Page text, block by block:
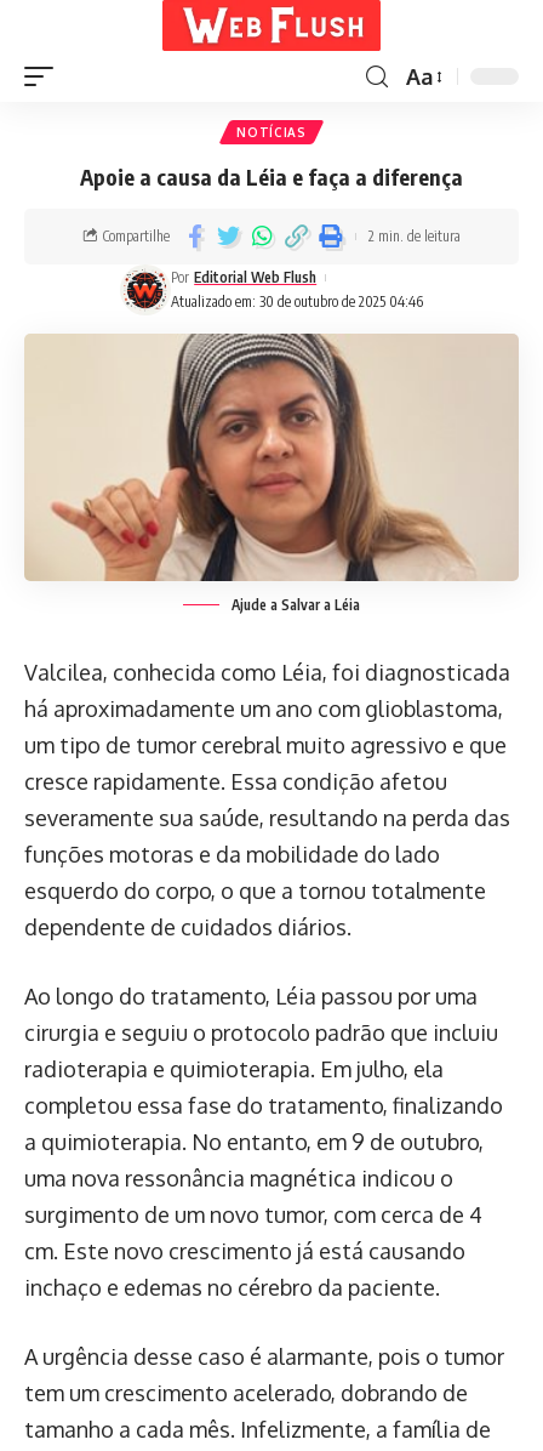
Aa
NOTÍCIAS
Apoie a causa da Léia e faça a diferença
Atualizado em: 30 de outubro de 2025 04:46
Por Editorial Web Flush
Compartilhe 2 min. de leitura
Ajude a Salvar a Léia
Valcilea, conhecida como Léia, foi diagnosticada
há aproximadamente um ano com glioblastoma,
um tipo de tumor cerebral muito agressivo e que
cresce rapidamente. Essa condição afetou
severamente sua saúde, resultando na perda das
funções motoras e da mobilidade do lado
esquerdo do corpo, o que a tornou totalmente
dependente de cuidados diários.
Ao longo do tratamento, Léia passou por uma
cirurgia e seguiu o protocolo padrão que incluiu
radioterapia e quimioterapia. Em julho, ela
completou essa fase do tratamento, finalizando
a quimioterapia. No entanto, em 9 de outubro,
uma nova ressonância magnética indicou o
surgimento de um novo tumor, com cerca de 4
cm. Este novo crescimento já está causando
inchaço e edemas no cérebro da paciente.
A urgência desse caso é alarmante, pois o tumor
tem um crescimento acelerado, dobrando de
tamanho a cada mês. Infelizmente, a família de